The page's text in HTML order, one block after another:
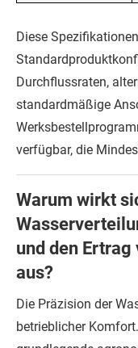
Diese
Durchflussraten,
standardmäßige
verfügbar, die
Warum wirkt
und den
aus?
Die Präzision der
betrieblicher